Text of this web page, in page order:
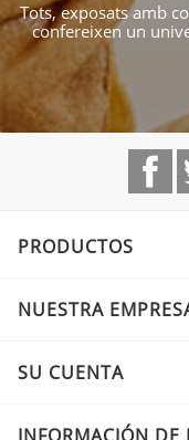
Tots, exposats amb
confereixen un
PRODUCTOS
NUESTRA
SU CUENTA